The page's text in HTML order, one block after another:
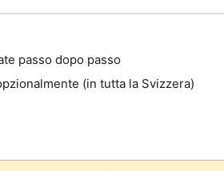
passo dopo passo
(in tutta la Svizzera)